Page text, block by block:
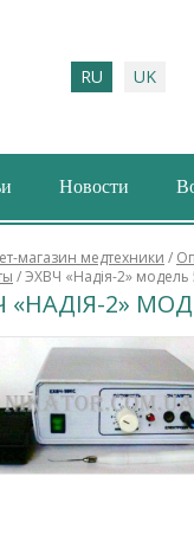
RU UK
Новости
магазин медтехники /
/ ЭХВЧ «Надія-2» модель
«НАДІЯ-2»